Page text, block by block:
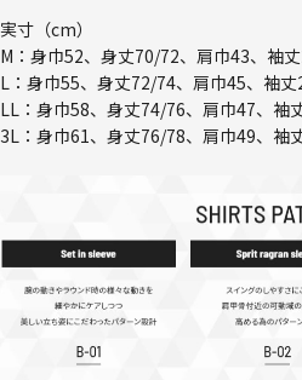
実寸（cm）
M：身巾52、身丈70/72、肩巾43、袖
L：身巾55、身丈72/74、肩巾45、袖丈
LL：身巾58、身丈74/76、肩巾47、袖
3L：身巾61、身丈76/78、肩巾49、袖